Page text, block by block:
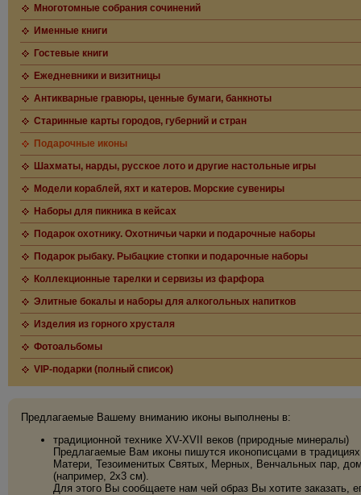
Многотомные собрания сочинений
Именные книги
Гостевые книги
Ежедневники и визитницы
Антикварные гравюры, ценные бумаги, банкноты
Старинные карты городов, губерний и стран
Подарочные иконы
Шахматы, нарды, русское лото и другие настольные игры
Модели кораблей, яхт и катеров. Морские сувениры
Наборы для пикника в кейсах
Подарок охотнику. Охотничьи чарки и подарочные наборы
Подарок рыбаку. Рыбацкие стопки и подарочные наборы
Коллекционные тарелки и сервизы из фарфора
Элитные бокалы и наборы для алкогольных напитков
Изделия из горного хрусталя
Фотоальбомы
VIP-подарки (полный список)
Предлагаемые Вашему вниманию иконы выполнены в:
традиционной технике XV-XVII веков (природные минералы)
Предлагаемые Вам иконы пишутся иконописцами в
Матери, Тезоименитых Святых, Мерных, Венчальных пар,
(например, 2х3 см).
Для этого Вы сообщаете нам чей образ Вы хотите заказать,